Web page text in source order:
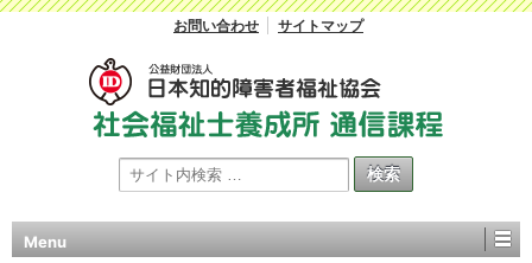
お問い合わせ サイトマップ
Menu